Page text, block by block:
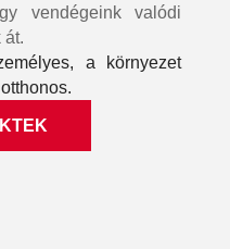
vendégeink valódi
át.
a környezet